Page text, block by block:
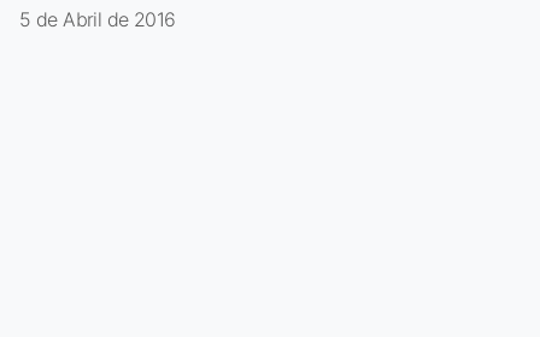
5 de Abril de 2016